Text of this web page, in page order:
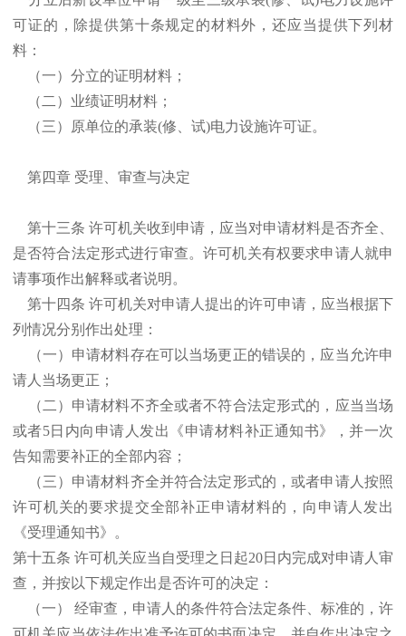
可证的，除提供第十条规定的材料外，还应当提供下列材
料：
（一）分立的证明材料；
（二）业绩证明材料；
（三）原单位的承装(修、试)电力设施许可证。
第四章 受理、审查与决定
第十三条 许可机关收到申请，应当对申请材料是否齐全、
是否符合法定形式进行审查。许可机关有权要求申请人就申
请事项作出解释或者说明。
第十四条 许可机关对申请人提出的许可申请，应当根据下
列情况分别作出处理：
（一）申请材料存在可以当场更正的错误的，应当允许申
请人当场更正；
（二）申请材料不齐全或者不符合法定形式的，应当当场
或者5日内向申请人发出《申请材料补正通知书》，并一次
告知需要补正的全部内容；
（三）申请材料齐全并符合法定形式的，或者申请人按照
许可机关的要求提交全部补正申请材料的，向申请人发出
《受理通知书》。
第十五条 许可机关应当自受理之日起20日内完成对申请人审
查，并按以下规定作出是否许可的决定：
（一） 经审查，申请人的条件符合法定条件、标准的，许